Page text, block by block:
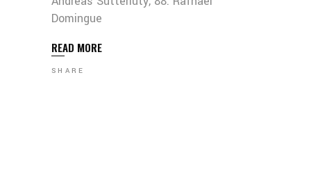
Domingue
READ MORE
SHARE